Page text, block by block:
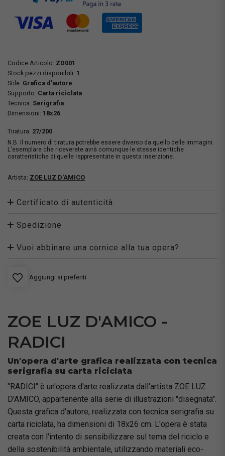
Codice Articolo: ZD001
Stock pezzi disponibili: 1
Stile: Grafica d'autore
Supporto: Carta riciclata
Tecnica: Serigrafia
Dimensioni: 18x26
Tiratura: 27/200
N.B. Il numero di tiratura potrebbe essere diverso da quello delle immagini.
L'esemplare che riceverete avrà comunque le stesse identiche
caratteristiche di quelle rappresentate in questa inserzione.
Artista: ZOE LUZ D'AMICO
Certificato di autenticità
Spedizione
Vuoi abbinare una cornice alla tua opera?
Aggiungi ai preferiti
ZOE LUZ D'AMICO -
RADICI
Un'opera d'arte grafica realizzata con tecnica
serigrafia su carta riciclata
"RADICI" è un'opera d'arte realizzata dall'artista ZOE LUZ
D'AMICO, appartenente alla serie di illustrazioni "disegnata".
Questa grafica d'autore, realizzata con tecnica serigrafia su
carta riciclata, ha dimensioni di 18x26 cm. L'opera è stata
creata con l'intento di sensibilizzare sul tema del riciclo e
della sostenibilità ambientale, utilizzando materiali eco-